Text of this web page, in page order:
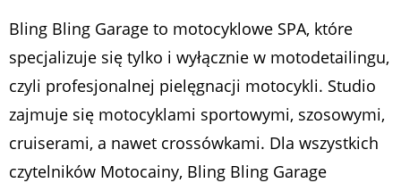
Bling Bling Garage to motocyklowe SPA, które
specjalizuje się tylko i wyłącznie w motodetailingu,
czyli profesjonalnej pielęgnacji motocykli. Studio
zajmuje się motocyklami sportowymi, szosowymi,
cruiserami, a nawet crossówkami. Dla wszystkich
czytelników Motocainy, Bling Bling Garage